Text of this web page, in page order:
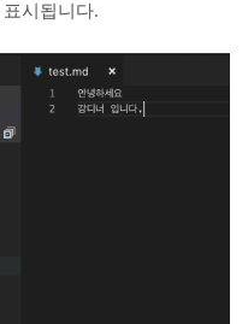
시됩니다.